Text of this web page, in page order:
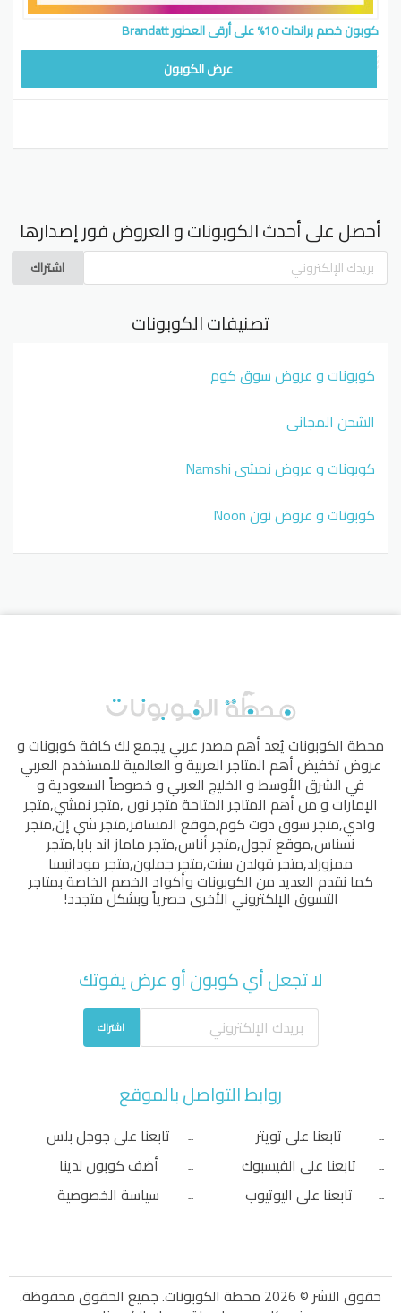
كوبون خصم براندات 10% على أرقى العطور Brandatt
عرض الكوبون
أحصل على أحدث الكوبونات و العروض فور إصدارها
اشتراك
تصنيفات الكوبونات
كوبونات و عروض سوق كوم
الشحن المجاني
كوبونات و عروض نمشي Namshi
كوبونات و عروض نون Noon
محطة الكوبوناتيُعد أهم مصدر عربي يجمع لك كافة كوبونات و
عروض تخفيض أهم المتاجر العربية و العالمية للمستخدم العربي
في الشرق الأوسط و الخليج العربي و خصوصاً السعودية و
الإمارات و من أهم المتاجر المتاحةمتجر نون,متجر نمشي,متجر
وادي,متجر سوق دوت كوم,موقع المسافر,متجر شي إن,متجر
نسناس,موقع تجول,متجر أناس,متجر ماماز اند بابا,متجر
ممزورلد,متجر قولدن سنت,متجر جملون,متجر مودانيسا
كما نقدم العديد من الكوبونات وأكواد الخصم الخاصة بمتاجر
التسوق الإلكتروني الأخرى حصرياً وبشكل متجدد!
لا تجعل أي كوبون أو عرض يفوتك
اشتراك
روابط التواصل بالموقع
تابعنا على تويتر
تابعنا على الفيسبوك
تابعنا على اليوتيوب
تابعنا على جوجل بلس
أضف كوبون لدينا
سياسة الخصوصية
حقوق النشر © 2026 محطة الكوبونات. جميع الحقوق محفوظة.